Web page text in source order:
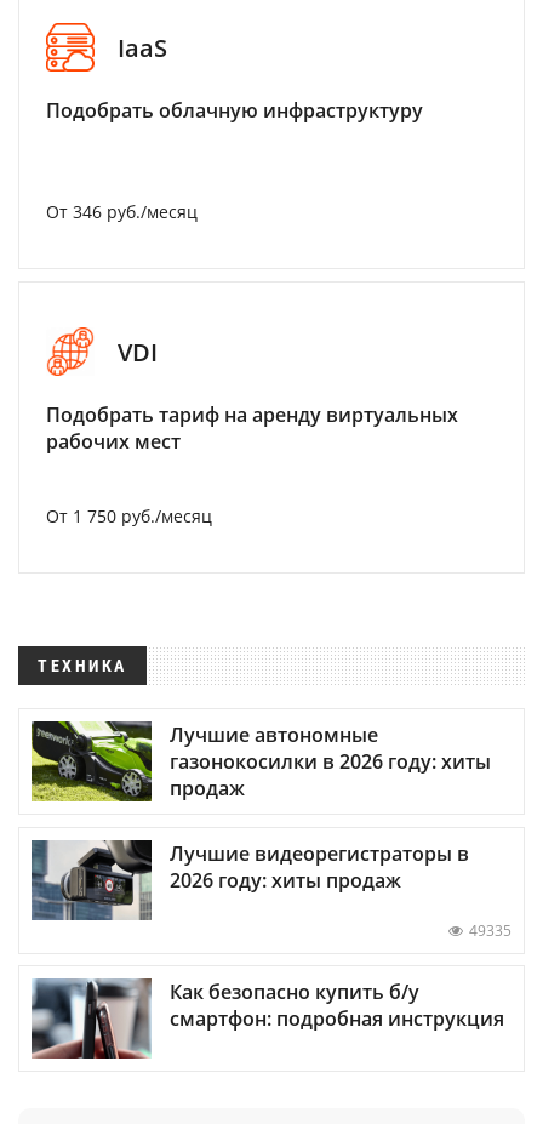
IaaS
Подобрать облачную инфраструктуру
От 346 руб./месяц
VDI
Подобрать тариф на аренду виртуальных
рабочих мест
От 1 750 руб./месяц
ТЕХНИКА
Лучшие автономные
газонокосилки в 2026 году: хиты
продаж
Лучшие видеорегистраторы в
2026 году: хиты продаж
49335
Как безопасно купить б/у
смартфон: подробная инструкция